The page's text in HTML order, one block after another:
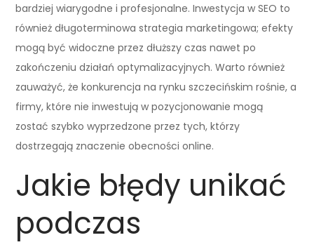
bardziej wiarygodne i profesjonalne. Inwestycja w SEO to
również długoterminowa strategia marketingowa; efekty
mogą być widoczne przez dłuższy czas nawet po
zakończeniu działań optymalizacyjnych. Warto również
zauważyć, że konkurencja na rynku szczecińskim rośnie, a
firmy, które nie inwestują w pozycjonowanie mogą
zostać szybko wyprzedzone przez tych, którzy
dostrzegają znaczenie obecności online.
Jakie błędy unikać
podczas